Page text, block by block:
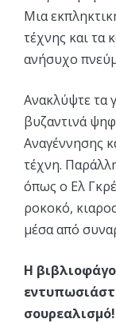
Μια
τέχνης και τα
ανήσυχο
Ανακλύψτε τα
βυζαντινά
Αναγέννησης
τέχνη.
όπως ο Ελ
ροκοκό,
μέσα από
Η
σουρεαλισμό!